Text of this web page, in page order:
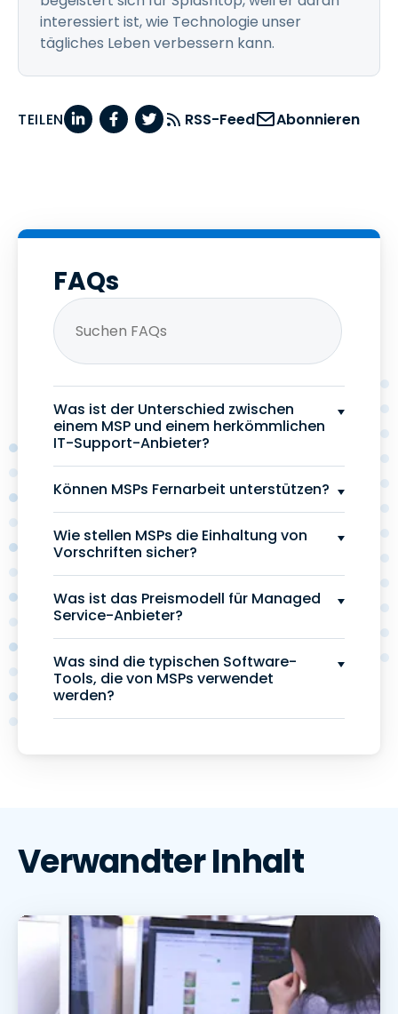
interessiert ist, wie Technologie unser
tägliches Leben verbessern kann.
TEILEN RSS-Feed Abonnieren
FAQs
Was ist der Unterschied zwischen
einem MSP und einem herkömmlichen
IT-Support-Anbieter?
Können MSPs Fernarbeit unterstützen?
Wie stellen MSPs die Einhaltung von
Vorschriften sicher?
Was ist das Preismodell für Managed
Service-Anbieter?
Was sind die typischen Software-
Tools, die von MSPs verwendet
werden?
Verwandter Inhalt